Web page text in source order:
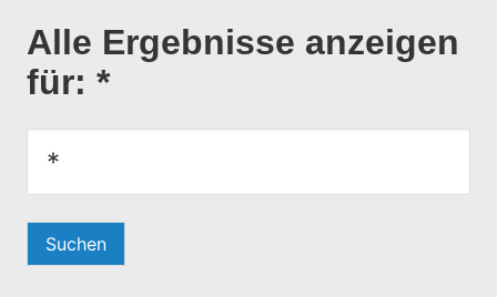
Alle Ergebnisse anzeigen
für: *
Suchen